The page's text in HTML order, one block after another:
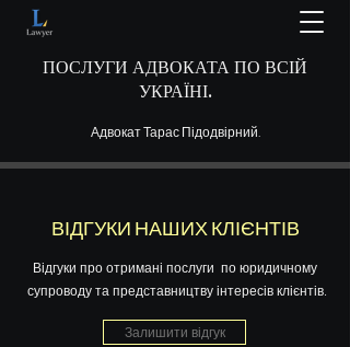
ПОСЛУГИ АДВОКАТА ПО ВСІЙ
УКРАЇНІ.
Адвокат Тарас Підодвірний.
ВІДГУКИ НАШИХ КЛІЄНТІВ
Відгуки про отримані послуги по юридичному
супроводу та представництву інтересів клієнтів.
Залишити відгук